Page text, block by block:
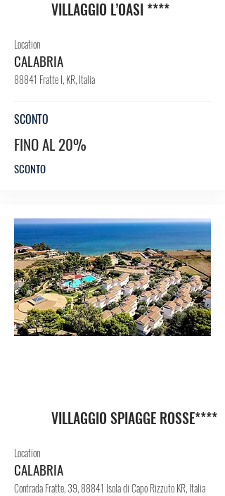
VILLAGGIO L’OASI ****
Location
CALABRIA
88841 Fratte I, KR, Italia
SCONTO
FINO AL 20%
SCONTO
VILLAGGIO SPIAGGE ROSSE****
Location
CALABRIA
Contrada Fratte, 39, 88841 Isola di Capo Rizzuto KR, Italia